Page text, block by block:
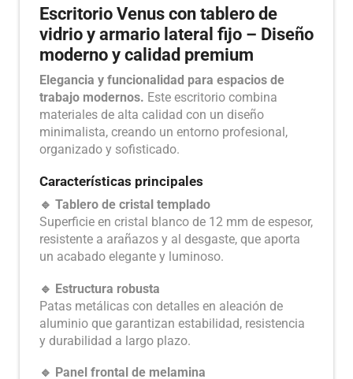
Escritorio Venus con tablero de
vidrio y armario lateral fijo – Diseño
moderno y calidad premium
Elegancia y funcionalidad para espacios de
trabajo modernos. Este escritorio combina
materiales de alta calidad con un diseño
minimalista, creando un entorno profesional,
organizado y sofisticado.
Características principales
🔹 Tablero de cristal templado
Superficie en cristal blanco de 12 mm de espesor,
resistente a arañazos y al desgaste, que aporta
un acabado elegante y luminoso.
🔹 Estructura robusta
Patas metálicas con detalles en aleación de
aluminio que garantizan estabilidad, resistencia
y durabilidad a largo plazo.
🔹 Panel frontal de melamina